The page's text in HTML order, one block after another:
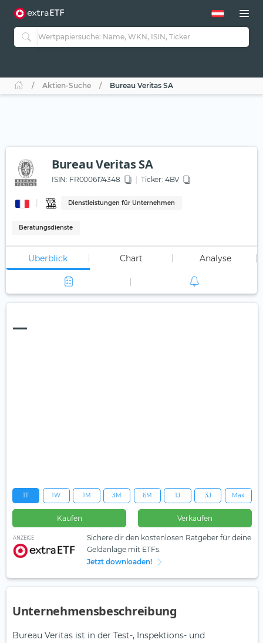
Aktien-Suche Bureau Veritas SA
Bureau Veritas SA
ISIN: FR0006174348 Ticker: 4BV
Dienstleistungen für Unternehmen
Beratungsdienste
Überblick Chart Analyse
—
1T 1W 1M 3M 6M 1J 3J Max
Kaufen Verkaufen
ANZEIGE
Sichere dir den kostenlosen Ratgeber für deine
Geldanlage mit ETFs.
Jetzt downloaden!
Unternehmensbeschreibung
Bureau Veritas ist in der Test-, Inspektions- und